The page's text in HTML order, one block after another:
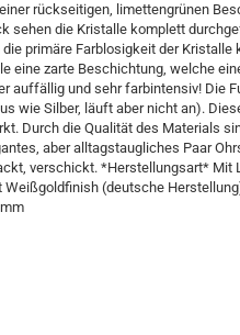
rückseitigen, limettengrünen
sehen die Kristalle komplett
primäre Farblosigkeit der
eine zarte Beschichtung, welche
auffällig und sehr farbintensiv! Die
wie Silber, läuft aber nicht an).
Durch die Qualität des Materials
aber alltagstaugliches Paar
verschickt. *Herstellungsart* Mit
(deutsche